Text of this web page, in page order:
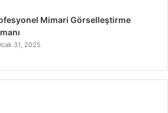
Mimari Görselleştirme
31, 2025